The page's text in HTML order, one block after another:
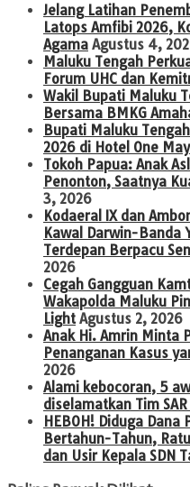
Jelang Latihan
Latops Amfibi 2026,
Agama Agustus 4,
Maluku Tengah
Forum UHC dan
Wakil Bupati Maluku
Bersama BMKG
Bupati Maluku
2026 di Hotel One
Tokoh Papua: Anak
Penonton, Saatnya
3, 2026
Kodaeral IX dan
Kawal Darwin-Banda
Terdepan Berpacu
2026
Cegah Gangguan
Wakapolda Maluku
Light Agustus 2, 2026
Anak Hi. Amrin Minta
Penanganan Kasus
2026
Alami kebocoran, 5
diselamatkan Tim
HEBOH! Diduga Dana
Bertahun-Tahun,
dan Usir Kepala SDN